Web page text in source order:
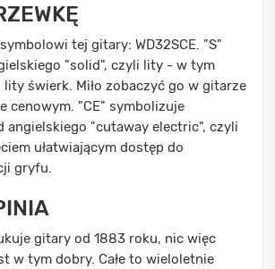
tej gitary: WD32SCE. "S"
"solid", czyli lity - w tym
świerk. Miło zobaczyć go w gitarze
cenowym. "CE" symbolizuje
angielskiego "cutaway electric", czyli
ułatwiającym dostęp do
gryfu.
gitary od 1883 roku, nic więc
w tym dobry. Całe to wieloletnie